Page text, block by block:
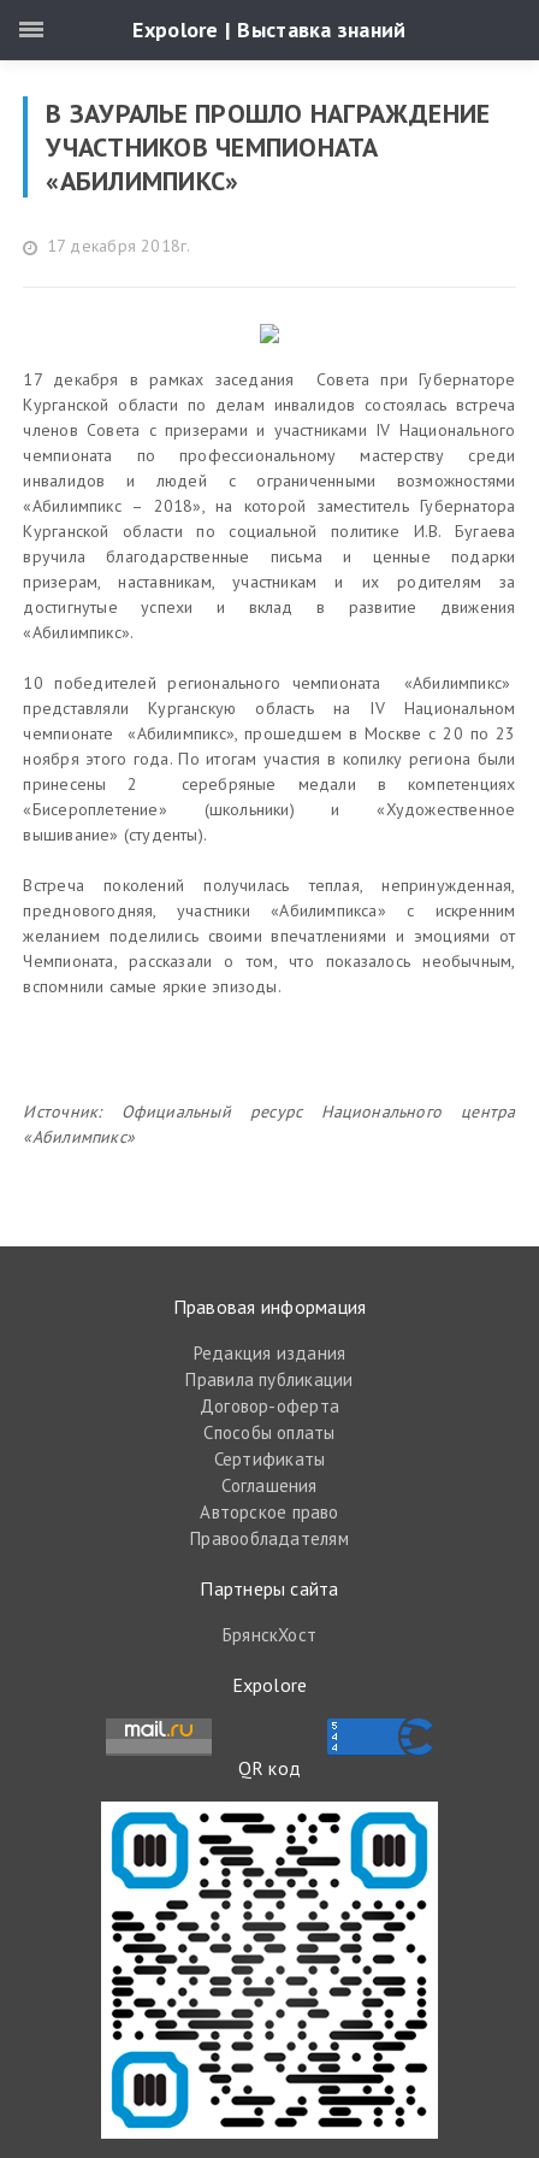
В ЗАУРАЛЬЕ ПРОШЛО НАГРАЖДЕНИЕ
УЧАСТНИКОВ ЧЕМПИОНАТА
«АБИЛИМПИКС»
17 декабря 2018г.
17 декабря в рамках заседания Совета при Губернаторе
Курганской области по делам инвалидов состоялась встреча
членов Совета с призерами и участниками IV Национального
чемпионата по профессиональному мастерству среди
инвалидов и людей с ограниченными возможностями
«Абилимпикс – 2018», на которой заместитель Губернатора
Курганской области по социальной политике И.В. Бугаева
вручила благодарственные письма и ценные подарки
призерам, наставникам, участникам и их родителям за
достигнутые успехи и вклад в развитие движения
«Абилимпикс».
10 победителей регионального чемпионата «Абилимпикс»
представляли Курганскую область на IV Национальном
чемпионате «Абилимпикс», прошедшем в Москве с 20 по 23
ноября этого года. По итогам участия в копилку региона были
принесены 2 серебряные медали в компетенциях
«Бисероплетение» (школьники) и «Художественное
вышивание» (студенты).
Встреча поколений получилась теплая, непринужденная,
предновогодняя, участники «Абилимпикса» с искренним
желанием поделились своими впечатлениями и эмоциями от
Чемпионата, рассказали о том, что показалось необычным,
вспомнили самые яркие эпизоды.
Источник: Официальный ресурс Национального центра
«Абилимпикс»
Правовая информация
Редакция издания
Правила публикации
Договор-оферта
Способы оплаты
Сертификаты
Соглашения
Авторское право
Правообладателям
Партнеры сайта
БрянскХост
Expolore
QR код
Expolore | Выставка знаний